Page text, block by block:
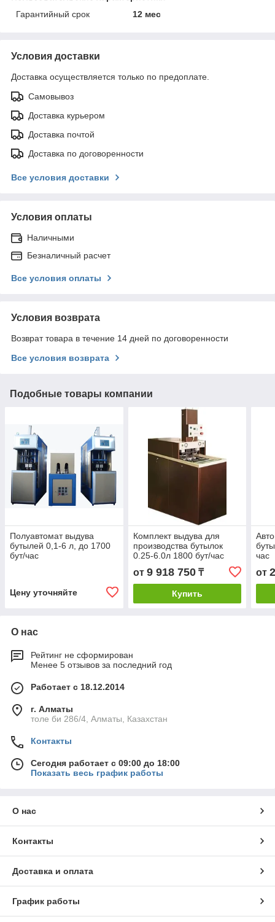
Гарантийный срок
12 мес
Условия доставки
Доставка осуществляется только по предоплате.
Самовывоз
Доставка курьером
Доставка почтой
Доставка по договоренности
Все условия доставки
Условия оплаты
Наличными
Безналичный расчет
Все условия оплаты
Условия возврата
Возврат товара в течение 14 дней по договоренности
Все условия возврата
Подобные товары компании
Полуавтомат выдува
бутылей 0,1-6 л, до 1700
бут/час
Цену уточняйте
Комплект выдува для
производства бутылок
0.25-6.0л 1800 бут/час
от 9 918 750₸
Купить
час
от
О нас
Рейтинг не сформирован
Менее 5 отзывов за последний год
Работает с 18.12.2014
г. Алматы
толе би 286/4, Алматы, Казахстан
Контакты
Сегодня работает с 09:00 до 18:00
Показать весь график работы
О нас
Контакты
Доставка и оплата
График работы